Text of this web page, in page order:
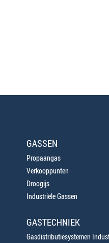
GASSEN
Propaangas
Verkooppunten
Droogijs
Industriële Gassen
GASTECHNIEK
Gasdistributiesystemen